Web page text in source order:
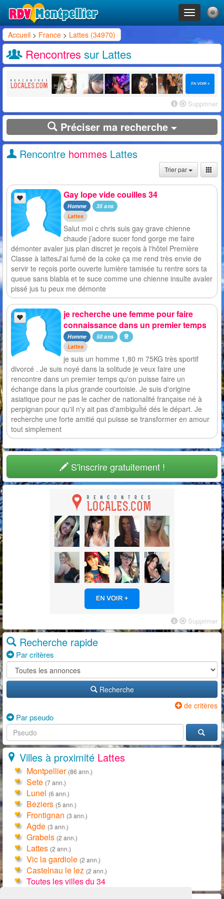
Toggle
navigation
Accueil > France > Lattes (34970)
Rencontres sur Lattes
Supprimer
Préciser ma recherche
Rencontre hommes Lattes
Trier par
Gay lope vide couilles 34
Homme
35 ans
Lattes
Salut moi c chris suis gay grave chienne
chaude j’adore sucer fond gorge me faire
démonter avaler jus plan discret je reçois à l'hôtel Première
Classe à lattesJ'ai fumé de la coke ça me rend très envie de
servir te reçois porte ouverte lumière tamisée tu rentre sors ta
queue sans blabla et te suce comme une chienne insulte avaler
pissé jus tu peux me démonte
je recherche une femme pour faire
connaissance dans un premier temps
Homme
50 ans
Lattes
je suis un homme 1,80 m 75KG très sportif
divorcé . Je suis noyé dans la solitude je veux faire une
rencontre dans un premier temps qu'on puisse faire un
échange dans la plus grande courtoisie. Je suis d'origine
asiatique pour ne pas le cacher de nationalité française né à
perpignan pour qu'il n'y ait pas d'ambiguÏté dés le départ. Je
recherche une forte amitié qui puisse se transformer en amour
tout simplement
S'inscrire gratuitement !
Supprimer
Recherche rapide
Par critères
Recherche
de critères
Par pseudo
Villes à proximité Lattes
Montpellier (86 ann.)
Sete (7 ann.)
Lunel (6 ann.)
Beziers (5 ann.)
Frontignan (3 ann.)
Agde (3 ann.)
Grabels (2 ann.)
Lattes (2 ann.)
Vic la gardiole (2 ann.)
Castelnau le lez (2 ann.)
Toutes les villes du 34